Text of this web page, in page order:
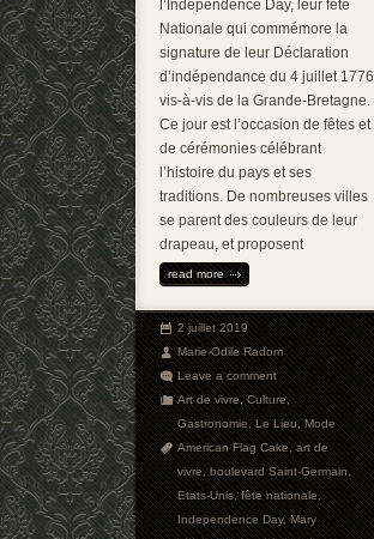
l’Independence Day, leur fête
Nationale qui commémore la
signature de leur Déclaration
d’indépendance du 4 juillet 1776
vis-à-vis de la Grande-Bretagne.
Ce jour est l’occasion de fêtes et
de cérémonies célébrant
l’histoire du pays et ses
traditions. De nombreuses villes
se parent des couleurs de leur
drapeau, et proposent
read more
2 juillet 2019
Marie-Odile Radom
Leave a comment
Art de vivre,Culture,
Gastronomie,Le Lieu,Mode
American Flag Cake,art de
vivre,boulevard Saint-Germain,
Etats-Unis,fête nationale,
Independence Day,Mary